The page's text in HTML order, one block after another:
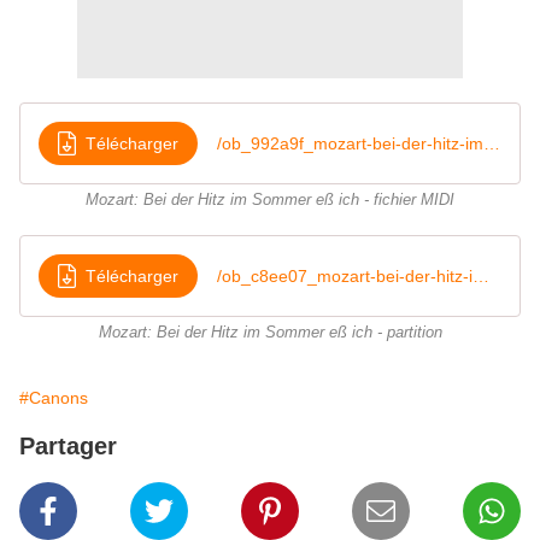
Télécharger
Mozart: Bei der Hitz im Sommer eß ich - fichier MIDI
Télécharger
Mozart: Bei der Hitz im Sommer eß ich - partition
#Canons
Partager